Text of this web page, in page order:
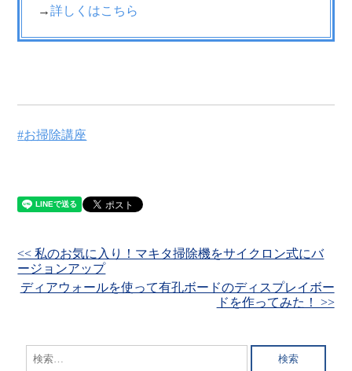
→詳しくはこちら
お掃除講座
<< 私のお気に入り！マキタ掃除機をサイクロン式にバ
ージョンアップ
ディアウォールを使って有孔ボードのディスプレイボー
ドを作ってみた！ >>
検
索: